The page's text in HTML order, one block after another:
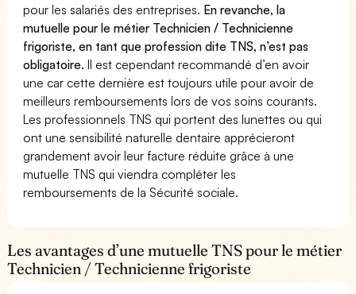
pour les salariés des entreprises. En revanche, la
mutuelle pour le métier Technicien / Technicienne
frigoriste, en tant que profession dite TNS, n’est pas
obligatoire.Il est cependant recommandé d’en avoir
une car cette dernière est toujours utile pour avoir de
meilleurs remboursements lors de vos soins courants.
Les professionnels TNS qui portent des lunettes ou qui
ont une sensibilité naturelle dentaire apprécieront
grandement avoir leur facture réduite grâce à une
mutuelle TNS qui viendra compléter les
remboursements de la Sécurité sociale.
Les avantages d’une mutuelle TNS pour le métier
Technicien / Technicienne frigoriste